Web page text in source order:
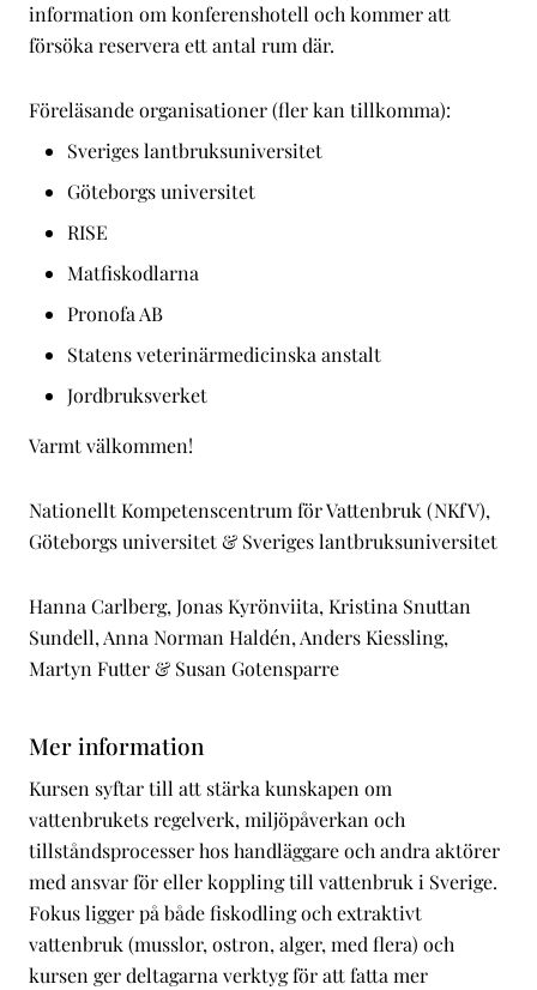
information om konferenshotell och kommer att
försöka reservera ett antal rum där.
Föreläsande organisationer (fler kan tillkomma):
Sveriges lantbruksuniversitet
Göteborgs universitet
RISE
Matfiskodlarna
Pronofa AB
Statens veterinärmedicinska anstalt
Jordbruksverket
Varmt välkommen!
Nationellt Kompetenscentrum för Vattenbruk (NKfV),
Göteborgs universitet & Sveriges lantbruksuniversitet
Hanna Carlberg, Jonas Kyrönviita, Kristina Snuttan
Sundell, Anna Norman Haldén, Anders Kiessling,
Martyn Futter & Susan Gotensparre
Mer information
Kursen syftar till att stärka kunskapen om
vattenbrukets regelverk, miljöpåverkan och
tillståndsprocesser hos handläggare och andra aktörer
med ansvar för eller koppling till vattenbruk i Sverige.
Fokus ligger på både fiskodling och extraktivt
vattenbruk (musslor, ostron, alger, med flera) och
kursen ger deltagarna verktyg för att fatta mer